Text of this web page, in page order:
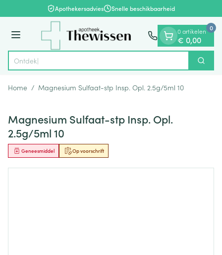
Ga naar de inhoudApothekersadvies Snelle beschikbaarheid
Menu
Product, merk, categorie... Zoek
0 artikelen
€ 0,00
0
Home / Magnesium Sulfaat-stp Insp. Opl. 2.5g/5ml 10
Magnesium Sulfaat-stp Insp. Opl.
2.5g/5ml 10
Op voorschrift
Geneesmiddel